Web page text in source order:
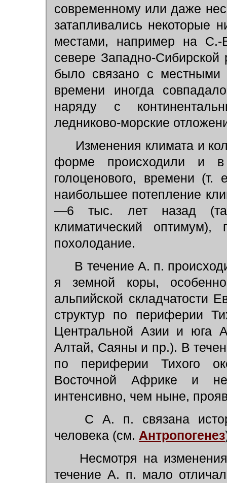
современному или даже
затапливались некоторые
местами, например на
севере Западно-
было связано с местными
времени иногда
наряду с
ледниково-морские
Изменения климата и
форме происходили и в
голоценового, времени
наибольшее потепление
—6 тыс. лет назад (так
климатический оптимум),
похолодание.
В течение А. п.
я земной коры,
альпийской складчатости
структур по периферии
Центральной Азии и юга
Алтай, Саяны и пр.). В
по периферии Тихого
Восточной Африке и
интенсивно, чем ныне,
С А. п. связана
человека (см. Антропогенез
Несмотря на
течение А. п. мало